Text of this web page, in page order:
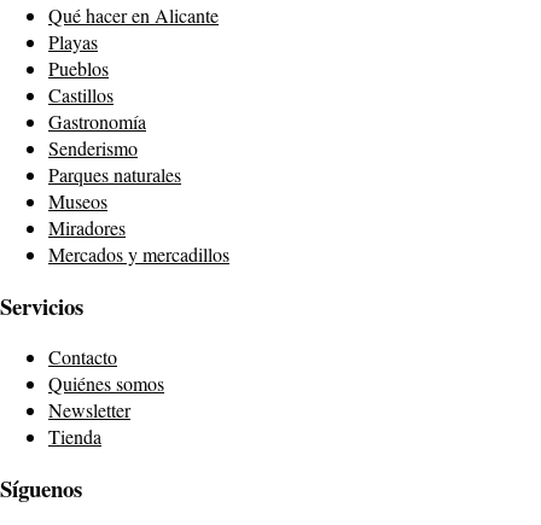
Qué hacer en Alicante
Playas
Pueblos
Castillos
Gastronomía
Senderismo
Parques naturales
Museos
Miradores
Mercados y mercadillos
Servicios
Contacto
Quiénes somos
Newsletter
Tienda
Síguenos